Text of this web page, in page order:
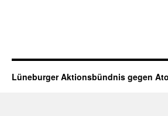
Lüneburger Aktionsbündnis gegen